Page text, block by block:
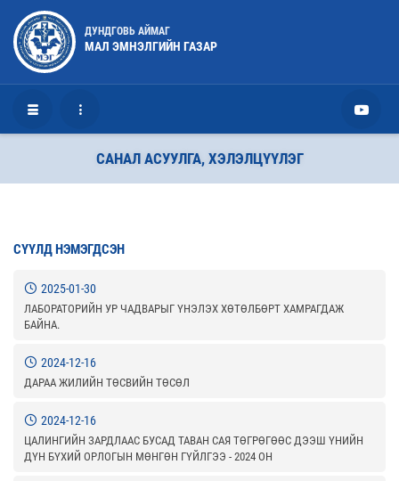
ДУНДГОВЬ АЙМАГ
МАЛ ЭМНЭЛГИЙН ГАЗАР
САНАЛ АСУУЛГА, ХЭЛЭЛЦҮҮЛЭГ
СҮҮЛД НЭМЭГДСЭН
2025-01-30
ЛАБОРАТОРИЙН УР ЧАДВАРЫГ ҮНЭЛЭХ ХӨТӨЛБӨРТ ХАМРАГДАЖ
БАЙНА.
2024-12-16
ДАРАА ЖИЛИЙН ТӨСВИЙН ТӨСӨЛ
2024-12-16
ЦАЛИНГИЙН ЗАРДЛААС БУСАД ТАВАН САЯ ТӨГРӨГӨӨС ДЭЭШ ҮНИЙН
ДҮН БҮХИЙ ОРЛОГЫН МӨНГӨН ГҮЙЛГЭЭ - 2024 ОН